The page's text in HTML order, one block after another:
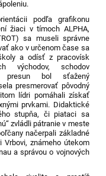
podľa grafikonu
žiaci v tímoch ALPHA,
sa museli správne
ako v určenom čase sa
a odísť z pracovísk
východov, schodov
presun bol sťažený
presmerovať pôvodný
lídri pomáhali získať
prvkami. Didaktické
stupňa, či piataci sa
zvládli pátranie v meste
načerpali základné
Vrbovi, známeho útekom
a správou o vojnových